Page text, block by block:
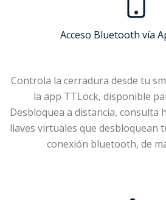
Acceso Bluetooth vía
Controla la cerradura desde tu
la app TTLock, disponible
Desbloquea a distancia, consulta
llaves virtuales que desbloquean
conexión bluetooth, de